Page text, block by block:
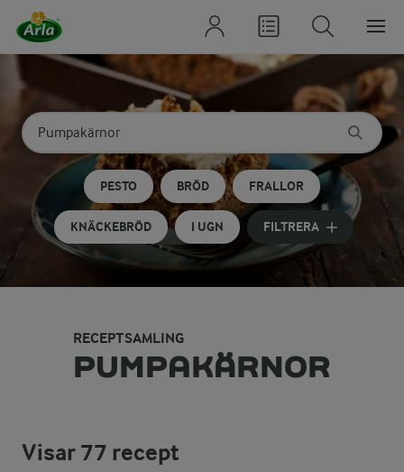
Sök på kategori eller ingrediens
Skriv in sökord för att få förslag
PESTO BRÖD FRALLOR
KNÄCKEBRÖD I UGN FILTRERA
RECEPTSAMLING
PUMPAKÄRNOR
Visar77 recept